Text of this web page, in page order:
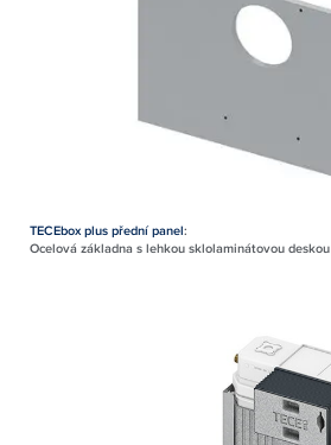
TECEbox plus přední panel:
Ocelová základna s lehkou sklolaminátovou deskou